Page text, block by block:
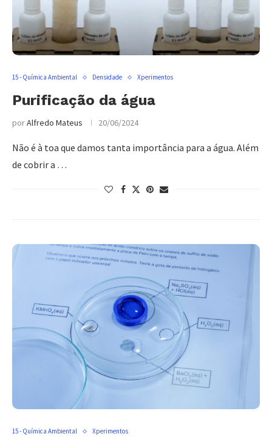
15 - Química Ambiental Densidade Xperimentos
Purificação da água
porAlfredo Mateus 20/06/2024
Não é à toa que damos tanta importância para a água. Além
de cobrir a …
15 - Química Ambiental Xperimentos